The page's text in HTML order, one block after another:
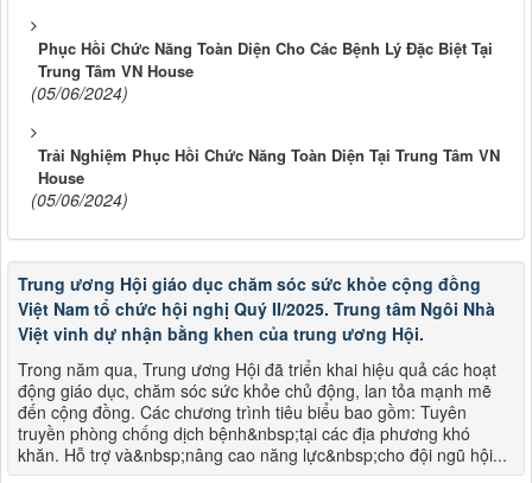
Phục Hồi Chức Năng Toàn Diện Cho Các Bệnh Lý Đặc Biệt Tại
Trung Tâm VN House
(05/06/2024)
Trải Nghiệm Phục Hồi Chức Năng Toàn Diện Tại Trung Tâm VN
House
(05/06/2024)
Trung ương Hội giáo dục chăm sóc sức khỏe cộng đồng
Việt Nam tổ chức hội nghị Quý II/2025. Trung tâm Ngôi Nhà
Việt vinh dự nhận bằng khen của trung ương Hội.
Trong năm qua, Trung ương Hội đã triển khai hiệu quả các hoạt
động giáo dục, chăm sóc sức khỏe chủ động, lan tỏa mạnh mẽ
đến cộng đồng. Các chương trình tiêu biểu bao gồm: Tuyên
truyền phòng chống dịch bệnh&nbsp;tại các địa phương khó
khăn. Hỗ trợ và&nbsp;nâng cao năng lực&nbsp;cho đội ngũ hội...